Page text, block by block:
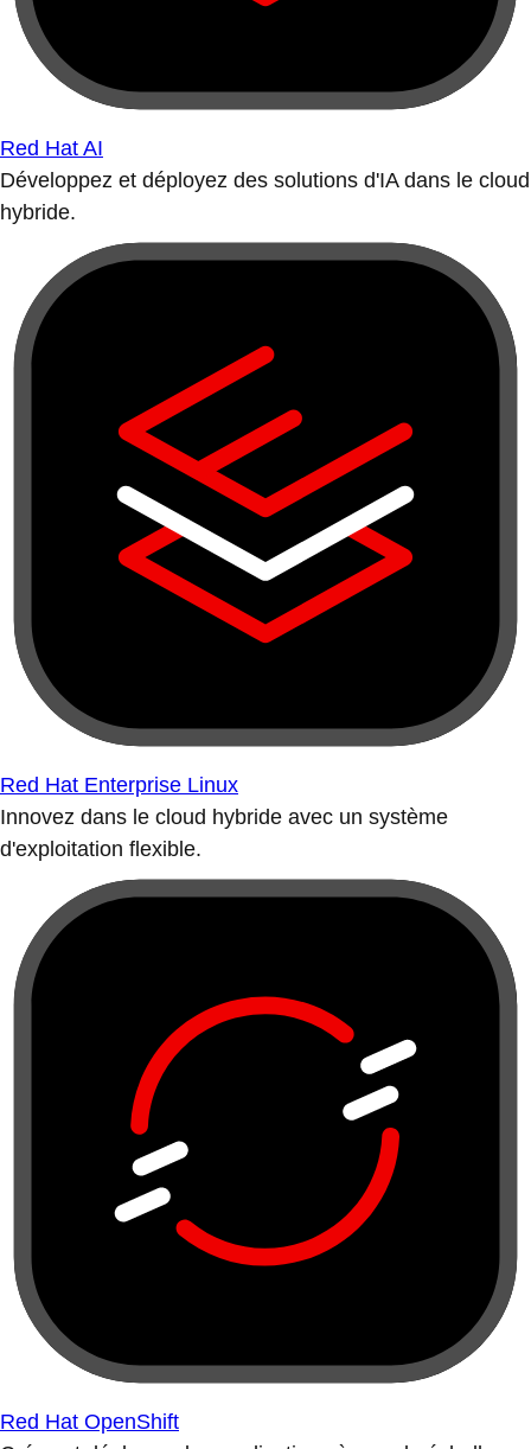
Red Hat AI
Développez et déployez des solutions d'IA dans le cloud
hybride.
Red Hat Enterprise Linux
Innovez dans le cloud hybride avec un système
d'exploitation flexible.
Red Hat OpenShift